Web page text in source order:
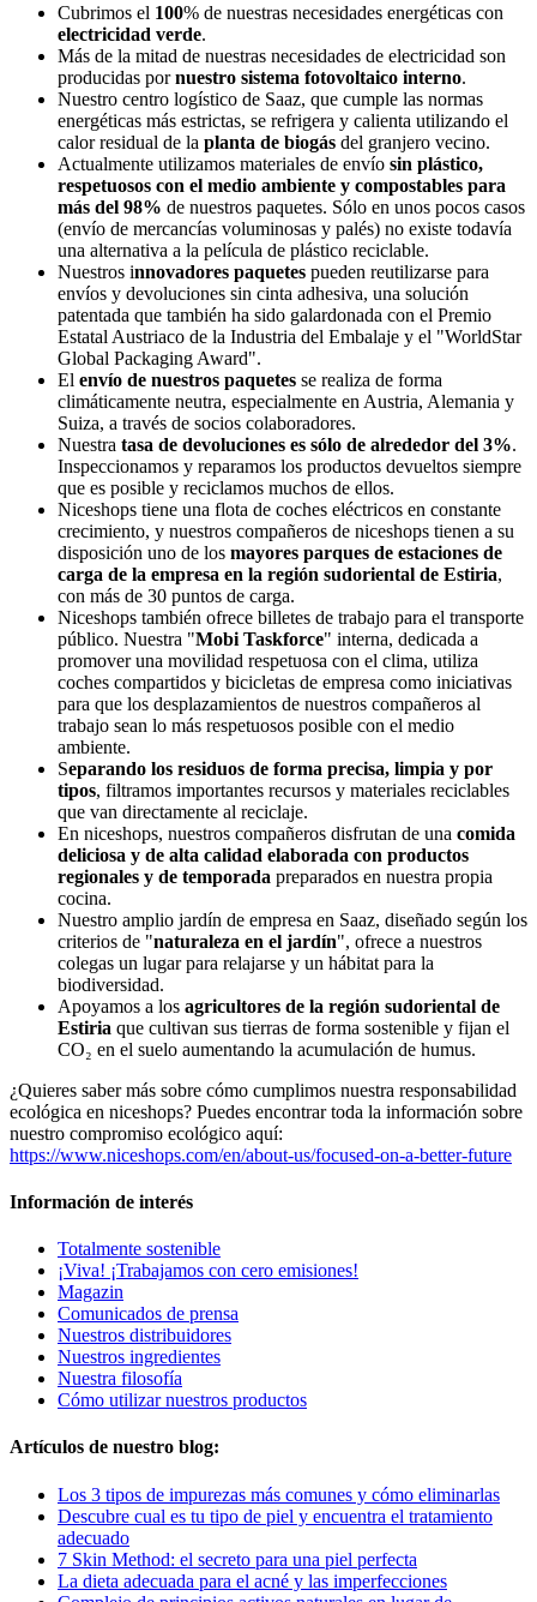
Cubrimos el 100% de nuestras necesidades energéticas con
electricidad verde.
Más de la mitad de nuestras necesidades de electricidad son
producidas pornuestro sistema fotovoltaico interno.
Nuestro centro logístico de Saaz, que cumple las normas
energéticas más estrictas, se refrigera y calienta utilizando el
calor residual de la planta de biogás del granjero vecino.
Actualmente utilizamos materiales de envío sin plástico,
respetuosos con el medio ambiente y compostables para
más del 98% de nuestros paquetes. Sólo en unos pocos casos
(envío de mercancías voluminosas y palés) no existe todavía
una alternativa a la película de plástico reciclable.
Nuestros innovadores paquetes pueden reutilizarse para
envíos y devoluciones sin cinta adhesiva, una solución
patentada que también ha sido galardonada con el Premio
Estatal Austriaco de la Industria del Embalaje y el "WorldStar
Global Packaging Award".
El envío de nuestros paquetes se realiza de forma
climáticamente neutra, especialmente en Austria, Alemania y
Suiza, a través de socios colaboradores.
Nuestra tasa de devoluciones es sólo de alrededor del 3%.
Inspeccionamos y reparamos los productos devueltos siempre
que es posible y reciclamos muchos de ellos.
Niceshops tiene una flota de coches eléctricos en constante
crecimiento, y nuestros compañeros de niceshops tienen a su
disposición uno de los mayores parques de estaciones de
carga de la empresa en la región sudoriental de Estiria,
con más de 30 puntos de carga.
Niceshops también ofrece billetes de trabajo para el transporte
público. Nuestra "Mobi Taskforce" interna, dedicada a
promover una movilidad respetuosa con el clima, utiliza
coches compartidos y bicicletas de empresa como iniciativas
para que los desplazamientos de nuestros compañeros al
trabajo sean lo más respetuosos posible con el medio
ambiente.
Separando los residuos de forma precisa, limpia y por
tipos, filtramos importantes recursos y materiales reciclables
que van directamente al reciclaje.
En niceshops, nuestros compañeros disfrutan de una comida
deliciosa y de alta calidad elaborada con productos
regionales y de temporada preparados en nuestra propia
cocina.
Nuestro amplio jardín de empresa en Saaz, diseñado según los
criterios de "naturaleza en el jardín", ofrece a nuestros
colegas un lugar para relajarse y un hábitat para la
biodiversidad.
Apoyamos a los agricultores de la región sudoriental de
Estiria que cultivan sus tierras de forma sostenible y fijan el
CO₂ en el suelo aumentando la acumulación de humus.
¿Quieres saber más sobre cómo cumplimos nuestra responsabilidad
ecológica en niceshops? Puedes encontrar toda la información sobre
nuestro compromiso ecológico aquí:
https://www.niceshops.com/en/about-us/focused-on-a-better-future
Información de interés
Totalmente sostenible
¡Viva! ¡Trabajamos con cero emisiones!
Magazin
Comunicados de prensa
Nuestros distribuidores
Nuestros ingredientes
Nuestra filosofía
Cómo utilizar nuestros productos
Artículos de nuestro blog:
Los 3 tipos de impurezas más comunes y cómo eliminarlas
Descubre cual es tu tipo de piel y encuentra el tratamiento
adecuado
7 Skin Method: el secreto para una piel perfecta
La dieta adecuada para el acné y las imperfecciones